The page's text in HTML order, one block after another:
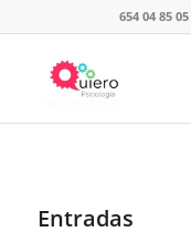
654 04 85 05
Entradas